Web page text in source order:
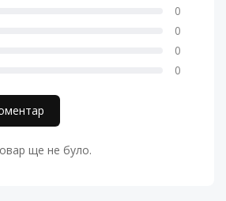
0
0
0
0
ще не було.